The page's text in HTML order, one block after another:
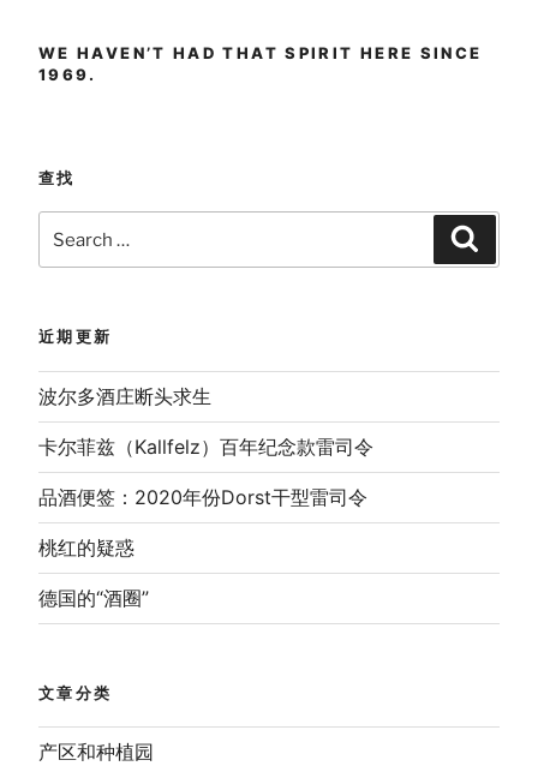
WE HAVEN’T HAD THAT SPIRIT HERE SINCE
1969.
查找
for:
近期更新
波尔多酒庄断头求生
卡尔菲兹（Kallfelz）百年纪念款雷司令
品酒便签：2020年份Dorst干型雷司令
桃红的疑惑
德国的“酒圈”
文章分类
产区和种植园